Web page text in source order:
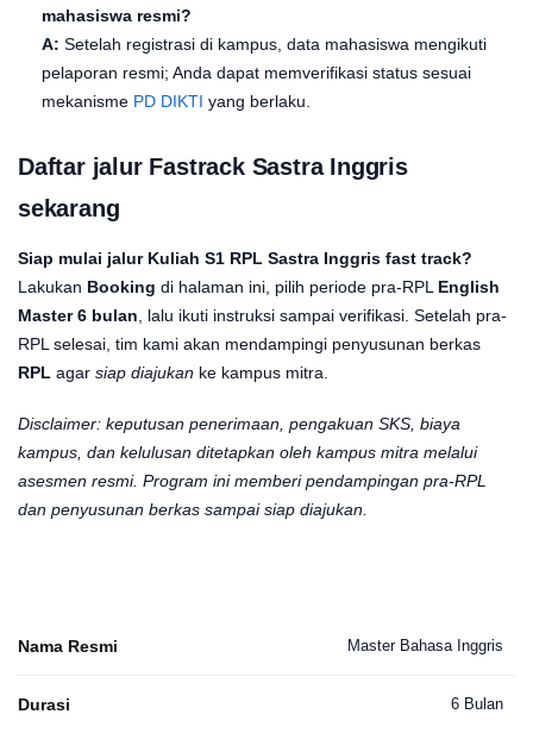
mahasiswa resmi?
A: Setelah registrasi di kampus, data mahasiswa mengikuti
pelaporan resmi; Anda dapat memverifikasi status sesuai
mekanisme PD DIKTI yang berlaku.
Daftar jalur Fastrack Sastra Inggris
sekarang
Siap mulai jalur Kuliah S1 RPL Sastra Inggris fast track?
Lakukan Booking di halaman ini, pilih periode pra-RPL English
Master 6 bulan , lalu ikuti instruksi sampai verifikasi. Setelah pra-
RPL selesai, tim kami akan mendampingi penyusunan berkas
RPL agar siap diajukan ke kampus mitra.
Disclaimer: keputusan penerimaan, pengakuan SKS, biaya
kampus, dan kelulusan ditetapkan oleh kampus mitra melalui
asesmen resmi. Program ini memberi pendampingan pra-RPL
dan penyusunan berkas sampai siap diajukan.
Nama Resmi Master Bahasa Inggris
Durasi 6 Bulan